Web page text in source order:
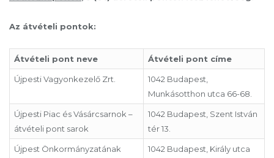
Az átvételi pontok:
Átvételi pont neve Átvételi pont címe
Újpesti Vagyonkezelő Zrt.
1042 Budapest,
Munkásotthon utca 66-68.
Újpesti Piac és Vásárcsarnok –
átvételi pont sarok
1042 Budapest, Szent István
tér 13.
Újpest Önkormányzatának
1042 Budapest, Király utca